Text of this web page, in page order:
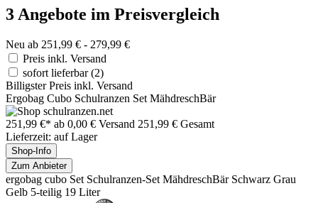
3 Angebote im Preisvergleich
Neu ab 251,99 € - 279,99 €
Preis inkl. Versand
sofort lieferbar(2)
Billigster Preis inkl. Versand
Ergobag Cubo Schulranzen Set MähdreschBär
251,99 €* ab 0,00 € Versand 251,99 € Gesamt
Lieferzeit: auf Lager
Shop-Info
Zum Anbieter
ergobag cubo Set Schulranzen-Set MähdreschBär Schwarz Grau
Gelb 5-teilig 19 Liter